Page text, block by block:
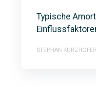
Typische
STEPHAN KURZHÖFER